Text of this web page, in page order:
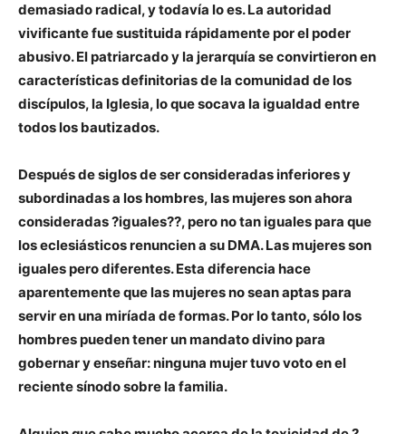
demasiado radical, y todavía lo es. La autoridad
vivificante fue sustituida rápidamente por el poder
abusivo. El patriarcado y la jerarquía se convirtieron en
características definitorias de la comunidad de los
discípulos, la Iglesia, lo que socava la igualdad entre
todos los bautizados.
Después de siglos de ser consideradas inferiores y
subordinadas a los hombres, las mujeres son ahora
consideradas ?iguales??, pero no tan iguales para que
los eclesiásticos renuncien a su DMA. Las mujeres son
iguales pero diferentes. Esta diferencia hace
aparentemente que las mujeres no sean aptas para
servir en una miríada de formas. Por lo tanto, sólo los
hombres pueden tener un mandato divino para
gobernar y enseñar: ninguna mujer tuvo voto en el
reciente sínodo sobre la familia.